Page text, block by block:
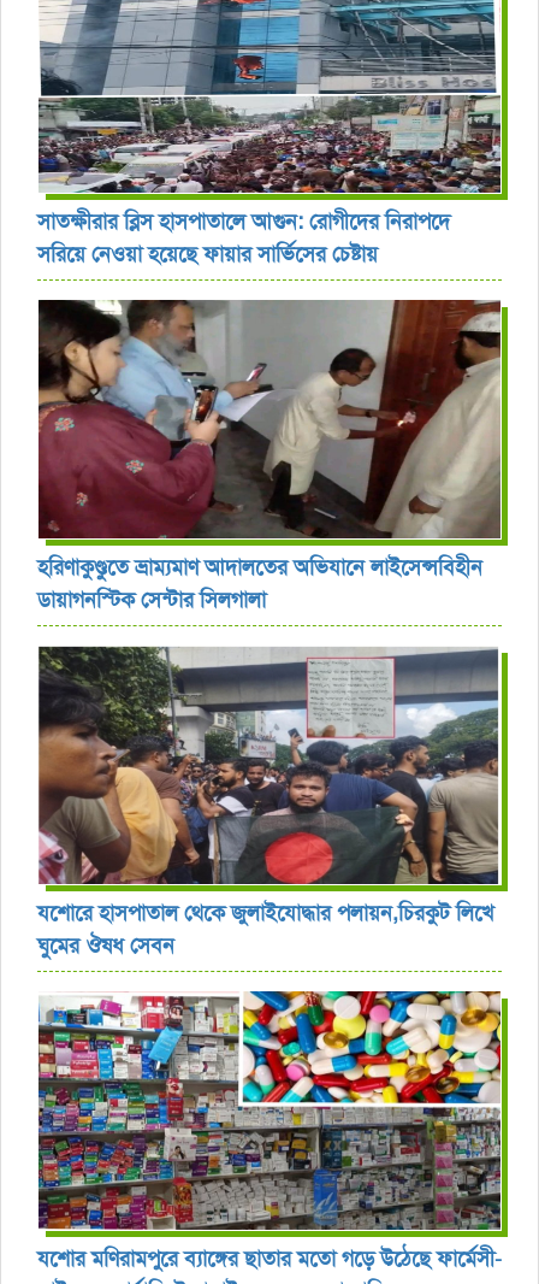
সাতক্ষীরার ব্লিস হাসপাতালে আগুন: রোগীদের নিরাপদে
সরিয়ে নেওয়া হয়েছে ফায়ার সার্ভিসের চেষ্টায়
হরিণাকুণ্ডুতে ভ্রাম্যমাণ আদালতের অভিযানে লাইসেন্সবিহীন
ডায়াগনস্টিক সেন্টার সিলগালা
যশোরে হাসপাতাল থেকে জুলাইযোদ্ধার পলায়ন,চিরকুট লিখে
ঘুমের ঔষধ সেবন
যশোর ‎মণিরামপুরে ব্যাঙ্গের ছাতার মতো গড়ে উঠেছে ফার্মেসী-